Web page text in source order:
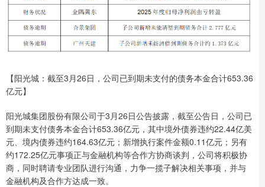
【阳光城：截至3月26日，公司已到期未支付的债务本金合计653.36
亿元】
阳光城集团股份有限公司于3月26日公告披露，截至公告日，公司已
到期未支付债务本金合计653.36亿元，其中境外债券违约22.44亿美
元、境内债券违约164.63亿元；新增执行案件金额0.11亿元；另有
约172.25亿元事项正与金融机构等合作方协商谈判，公司将积极协
商，同时聘请专业团队进行沟通，力争一揽子解决相关事项，并与
金融机构及合作方达成一致。